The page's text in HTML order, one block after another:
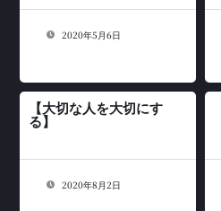
2020年5月6日
【大切な人を大切にす
る】
2020年8月2日